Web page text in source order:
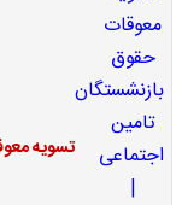
تسویه